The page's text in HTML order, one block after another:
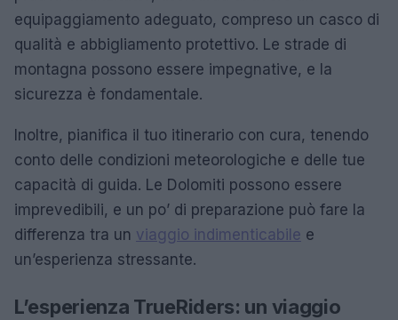
equipaggiamento adeguato, compreso un casco di
qualità e abbigliamento protettivo. Le strade di
montagna possono essere impegnative, e la
sicurezza è fondamentale.
Inoltre, pianifica il tuo itinerario con cura, tenendo
conto delle condizioni meteorologiche e delle tue
capacità di guida. Le Dolomiti possono essere
imprevedibili, e un po’ di preparazione può fare la
differenza tra un viaggio indimenticabile e
un’esperienza stressante.
L’esperienza TrueRiders: un viaggio